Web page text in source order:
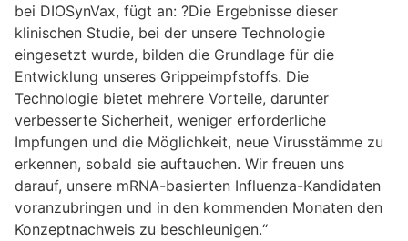
bei DIOSynVax, fügt an: ?Die Ergebnisse dieser
klinischen Studie, bei der unsere Technologie
eingesetzt wurde, bilden die Grundlage für die
Entwicklung unseres Grippeimpfstoffs. Die
Technologie bietet mehrere Vorteile, darunter
verbesserte Sicherheit, weniger erforderliche
Impfungen und die Möglichkeit, neue Virusstämme zu
erkennen, sobald sie auftauchen. Wir freuen uns
darauf, unsere mRNA-basierten Influenza-Kandidaten
voranzubringen und in den kommenden Monaten den
Konzeptnachweis zu beschleunigen.“